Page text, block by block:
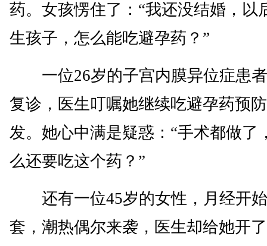
药。女孩愣住了：“我还没结婚，以
生孩子，怎么能吃避孕药？”
一位26岁的子宫内膜异位症患
复诊，医生叮嘱她继续吃避孕药预
发。她心中满是疑惑：“手术都做了
么还要吃这个药？”
还有一位45岁的女性，月经开
套，潮热偶尔来袭，医生却给她开